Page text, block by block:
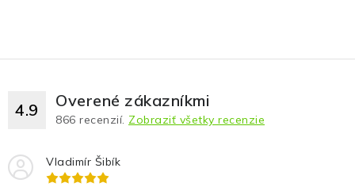
4.9 Overené zákazníkmi
866 recenzií. Zobraziť všetky recenzie
Vladimír Šibík